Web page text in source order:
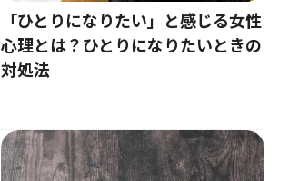
「ひとりになりたい」と感じる女性
心理とは？ひとりになりたいときの
対処法